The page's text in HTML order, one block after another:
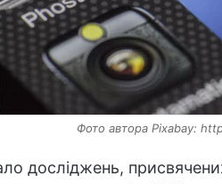
Фото автора Pixabay:
досліджень,